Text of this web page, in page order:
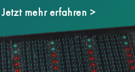
Jetzt mehr erfahren >